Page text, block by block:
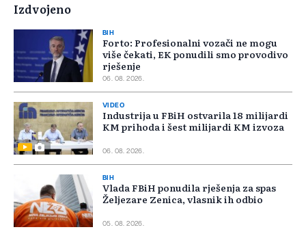
Izdvojeno
BIH
Forto: Profesionalni vozači ne mogu
više čekati, EK ponudili smo provodivo
rješenje
06. 08. 2026.
VIDEO
Industrija u FBiH ostvarila 18 milijardi
KM prihoda i šest milijardi KM izvoza
06. 08. 2026.
BIH
Vlada FBiH ponudila rješenja za spas
Željezare Zenica, vlasnik ih odbio
05. 08. 2026.